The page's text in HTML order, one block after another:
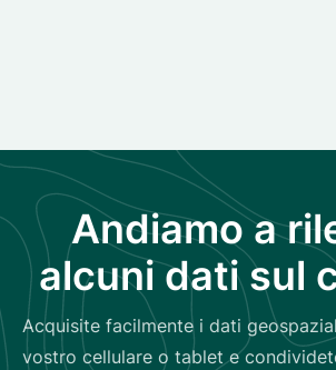
Andiamo a
alcuni dati sul
Acquisite facilmente i dati
vostro cellulare o tablet e